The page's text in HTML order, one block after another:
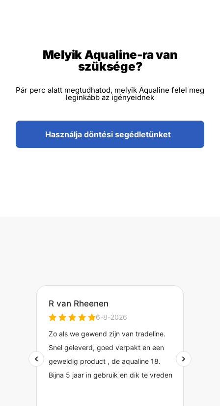
Melyik Aqualine-ra van
szüksége?
Pár perc alatt megtudhatod, melyik Aqualine felel meg
leginkább az igényeidnek
Használja döntési segédletünket